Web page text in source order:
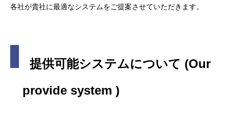
各社が貴社に最適なシステムをご提案させていただきます。
提供可能システムについて (Our
provide system )